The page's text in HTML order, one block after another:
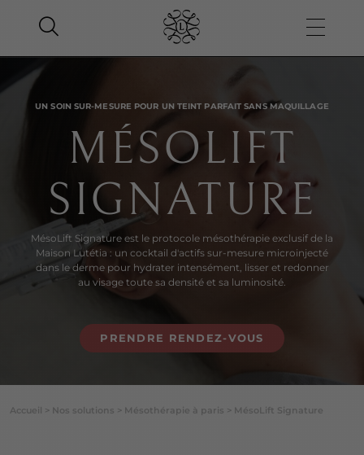
UN SOIN SUR-MESURE POUR UN TEINT PARFAIT SANS MAQUILLAGE
MÉSOLIFT
SIGNATURE
MésoLift Signature est le protocole mésothérapie exclusif de la
Maison Lutétia : un cocktail d'actifs sur-mesure microinjecté
dans le derme pour hydrater intensément, lisser et redonner
au visage toute sa densité et sa luminosité.
PRENDRE RENDEZ-VOUS
Accueil > Nos solutions > Mésothérapie à paris > MésoLift Signature